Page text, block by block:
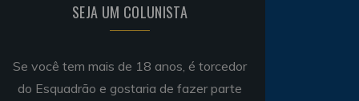
SEJA UM COLUNISTA
Se você tem mais de 18 anos, é torcedor
do Esquadrão e gostaria de fazer parte